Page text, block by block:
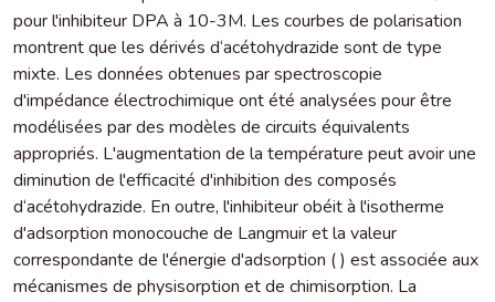
pour l'inhibiteur DPA à 10-3M. Les courbes de polarisation
montrent que les dérivés d‘acétohydrazide sont de type
mixte. Les données obtenues par spectroscopie
d'impédance électrochimique ont été analysées pour être
modélisées par des modèles de circuits équivalents
appropriés. L'augmentation de la température peut avoir une
diminution de l'efficacité d'inhibition des composés
d‘acétohydrazide. En outre, l'inhibiteur obéit à l'isotherme
d'adsorption monocouche de Langmuir et la valeur
correspondante de l'énergie d'adsorption ( ) est associée aux
mécanismes de physisorption et de chimisorption. La